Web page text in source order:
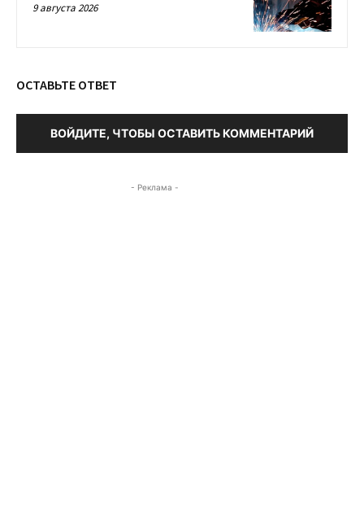
9 августа 2026
ОСТАВЬТЕ ОТВЕТ
ВОЙДИТЕ, ЧТОБЫ ОСТАВИТЬ КОММЕНТАРИЙ
- Реклама -